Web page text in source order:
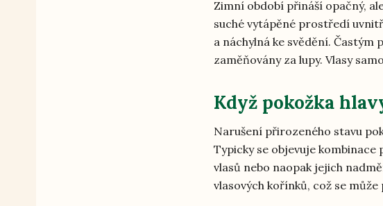
Zimní období přináší opačný,
suché vytápěné prostředí
a náchylná ke svědění. Častým
zaměňovány za lupy. Vlasy
Když pokožka
Narušení přirozeného stavu
Typicky se objevuje
vlasů nebo naopak jejich
vlasových kořínků, což se